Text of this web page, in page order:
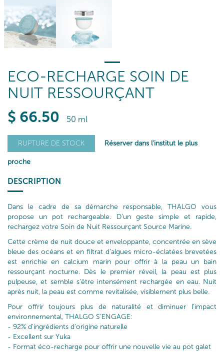
ECO-RECHARGE SOIN DE
NUIT RESSOURÇANT
$ 66.50 50 ml
RUPTURE DE STOCK Réserver dans l'institut le plus
proche
DESCRIPTION
Dans le cadre de sa démarche responsable, THALGO vous
propose un pot rechargeable. D’un geste simple et rapide,
rechargez votre Soin de Nuit Ressourçant Source Marine.
Cette crème de nuit douce et enveloppante, concentrée en sève
bleue des océans et en filtrat d’algues micro-éclatées brevetées
est enrichie en calcium marin pour offrir à la peau un bain
ressourçant nocturne. Dès le premier réveil, la peau est plus
pulpeuse, et semble s’être intensément rechargée en eau. Nuit
après nuit, la peau est comme revitalisée, visiblement plus belle.
Pour offrir toujours plus de naturalité et diminuer l’impact
environnemental, THALGO S’ENGAGE:
- 92% d'ingrédients d'origine naturelle
- Excellent sur Yuka
- Format éco-recharge pour offrir une nouvelle vie au pot galet